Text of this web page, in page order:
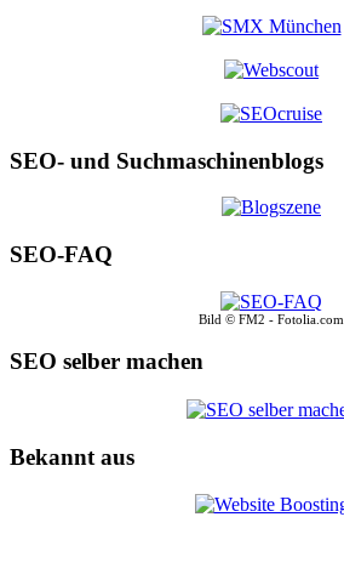
SEO- und Suchmaschinenblogs
SEO-FAQ
Bild © FM2 - Fotolia.com
SEO selber machen
Bekannt aus